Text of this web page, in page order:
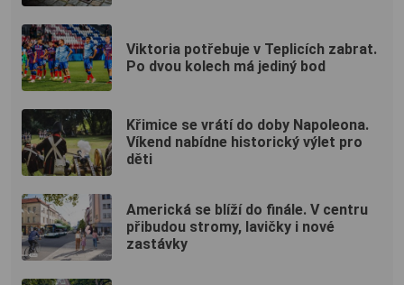
Viktoria potřebuje v Teplicích zabrat.
Po dvou kolech má jediný bod
Křimice se vrátí do doby Napoleona.
Víkend nabídne historický výlet pro
děti
Americká se blíží do finále. V centru
přibudou stromy, lavičky i nové
zastávky